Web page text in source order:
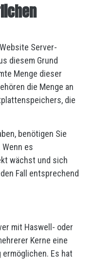
Server-
diesem Grund
Menge dieser
die Menge an
die
benötigen Sie
es
wächst und sich
Fall entsprechend
mit Haswell- oder
Kerne eine
Es hat